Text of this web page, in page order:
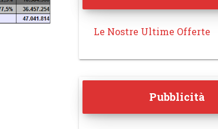
Le Nostre Ultime Offerte
Pubblicità